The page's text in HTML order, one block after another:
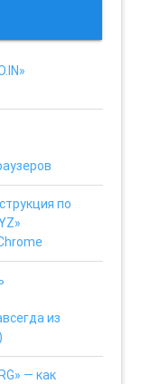
по
из
— как